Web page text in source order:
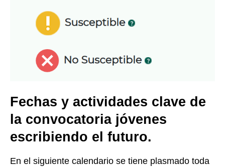
Fechas y actividades clave de
la convocatoria jóvenes
escribiendo el futuro.
En el siguiente calendario se tiene plasmado toda